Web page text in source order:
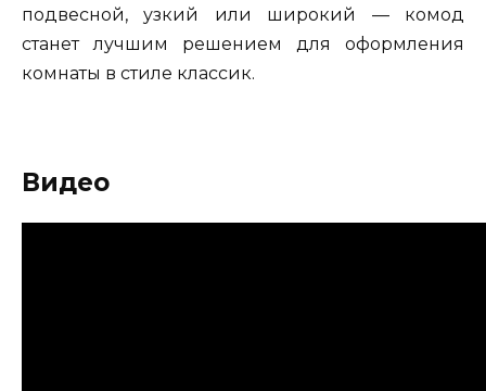
подвесной, узкий или широкий — комод
станет лучшим решением для оформления
комнаты в стиле классик.
Видео